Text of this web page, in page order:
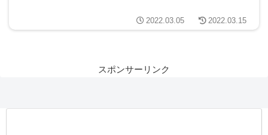
2022.03.05
2022.03.15
スポンサーリンク